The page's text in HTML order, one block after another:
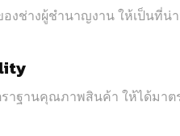
งช่างผู้ชำนาญงาน ให้เป็นที่น่
าฐานคุณภาพสินค้า ให้ได้มาต